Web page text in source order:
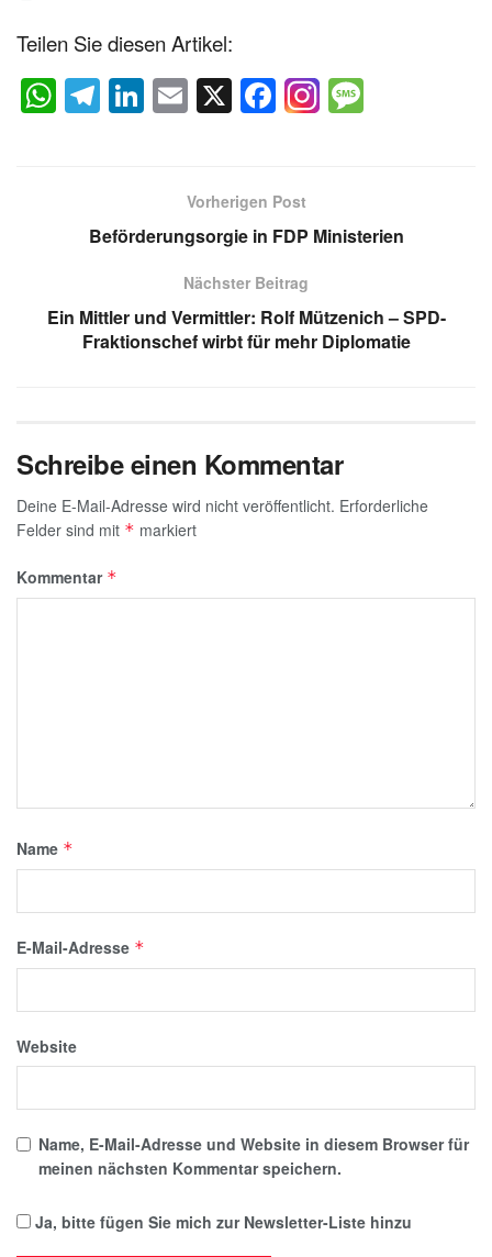
Teilen Sie diesen Artikel:
W
h
p
T
el
a
Li
n
dI
E
m
X F
a
e
b
o
o
k
g
Vorherigen Post
Beförderungsorgie in FDP Ministerien
Nächster Beitrag
Ein Mittler und Vermittler: Rolf Mützenich – SPD-
Fraktionschef wirbt für mehr Diplomatie
Schreibe einen Kommentar
Deine E-Mail-Adresse wird nicht veröffentlicht. Erforderliche
Felder sind mit * markiert
Kommentar *
Name *
E-Mail-Adresse *
Website
Name, E-Mail-Adresse und Website in diesem Browser für
meinen nächsten Kommentar speichern.
Ja, bitte fügen Sie mich zur Newsletter-Liste hinzu